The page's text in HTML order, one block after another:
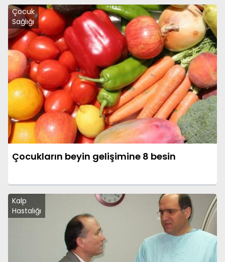
Çocuk
Sağlığı
Çocukların beyin gelişimine 8 besin
Kalp
Hastalığı